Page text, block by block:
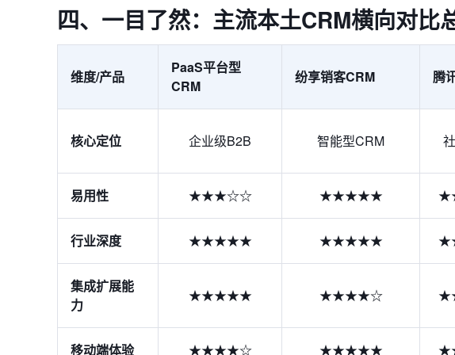
四、一目了然：主流本土CRM横向对比
维度/产品
PaaS平台型
CRM
纷享销客CRM 腾
核心定位 企业级B2B 智能型CRM
易用性 ★★★☆☆ ★★★★★
行业深度 ★★★★★ ★★★★★
集成扩展能
力
★★★★★ ★★★★☆
移动端体验 ★★★★☆ ★★★★★